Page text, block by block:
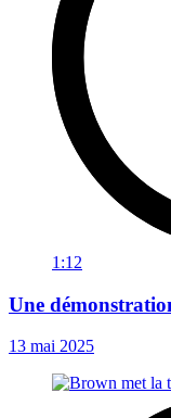
1:12
Une
13 mai 2025